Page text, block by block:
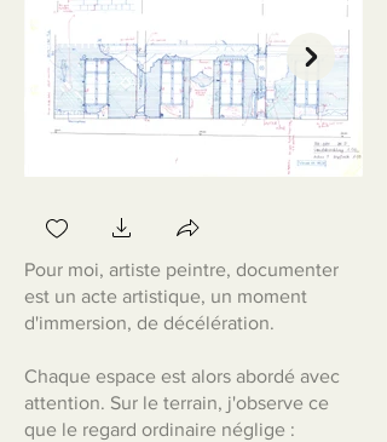
Pour moi, artiste peintre, documenter
est un acte artistique, un moment
d'immersion, de décélération.
Chaque espace est alors abordé avec
attention. Sur le terrain, j'observe ce
que le regard ordinaire néglige :